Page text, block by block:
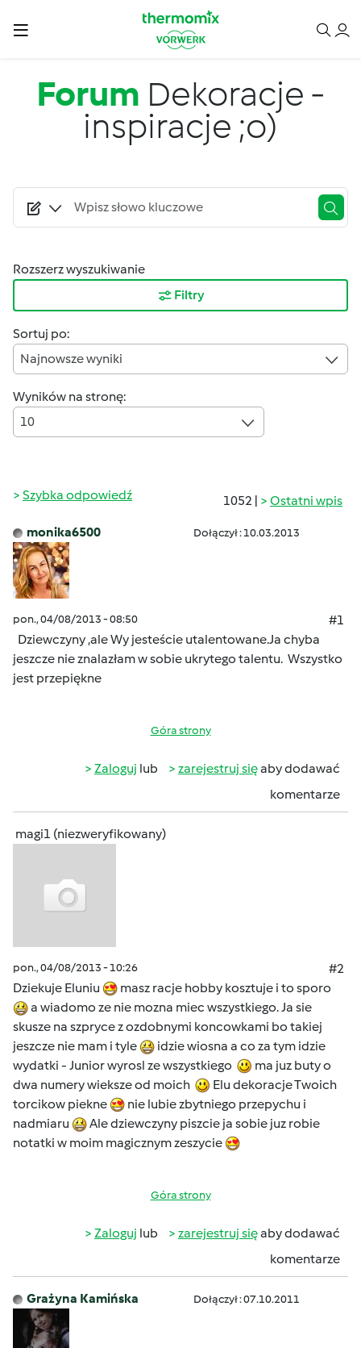
Forum Dekoracje -
inspiracje ;o)
Rozszerz wyszukiwanie
Filtry
Sortuj po:
Najnowsze wyniki
Wyników na stronę:
10
1052 | Ostatni wpis
Szybka odpowiedź
monika6500 Dołączył : 10.03.2013
pon., 04/08/2013 - 08:50
#1
Dziewczyny ,ale Wy jesteście utalentowane.Ja chyba
jeszcze nie znalazłam w sobie ukrytego talentu. Wszystko
jest przepiękne
Góra strony
Zaloguj lub zarejestruj sięaby dodawać
komentarze
magi1 (niezweryfikowany)
pon., 04/08/2013 - 10:26
#2
Dziekuje Eluniu
masz racje hobby kosztuje i to sporo
a wiadomo ze nie mozna miec wszystkiego. Ja sie
skusze na szpryce z ozdobnymi koncowkami bo takiej
jeszcze nie mam i tyle
idzie wiosna a co za tym idzie
wydatki - Junior wyrosl ze wszystkiego
ma juz buty o
dwa numery wieksze od moich
Elu dekoracje Twoich
torcikow piekne
nie lubie zbytniego przepychu i
nadmiaru
Ale dziewczyny piszcie ja sobie juz robie
notatki w moim magicznym zeszycie
Góra strony
Zaloguj lub zarejestruj sięaby dodawać
komentarze
Grażyna Kamińska Dołączył : 07.10.2011